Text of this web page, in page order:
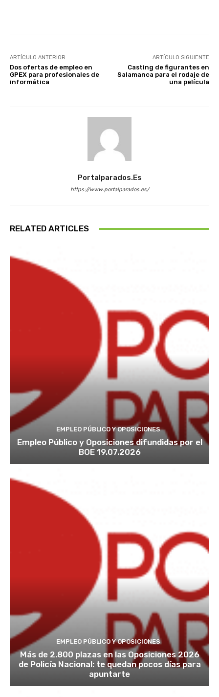
ARTÍCULO ANTERIOR
Dos ofertas de empleo en
GPEX para profesionales de
informática
ARTÍCULO SIGUIENTE
Casting de figurantes en
Salamanca para el rodaje de
una película
Portalparados.es
https://www.portalparados.es/
RELATED ARTICLES
EMPLEO PÚBLICO Y OPOSICIONES
Empleo Público y Oposiciones difundidas por el
BOE 19.07.2026
EMPLEO PÚBLICO Y OPOSICIONES
Más de 2.800 plazas en las Oposiciones 2026
de Policía Nacional: te quedan pocos días para
apuntarte